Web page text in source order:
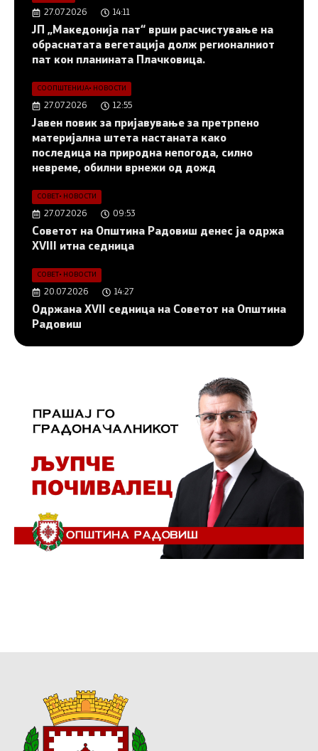
27.07.2026 14:11
ЈП „Македонија пат“ врши расчистување на
обраснатата вегетација долж регионалниот
пат кон планината Плачковица.
СООПШТЕНИЈА• НОВОСТИ
27.07.2026 12:55
Јавен повик за пријавување за претрпено
материјална штета настаната како
последица на природна непогода, силно
невреме, обилни врнежи од дожд
СОВЕТ• НОВОСТИ
27.07.2026 09:53
Советот на Општина Радовиш денес ја одржа
XVIII итна седница
СОВЕТ• НОВОСТИ
20.07.2026 14:27
Одржана XVII седница на Советот на Општина
Радовиш